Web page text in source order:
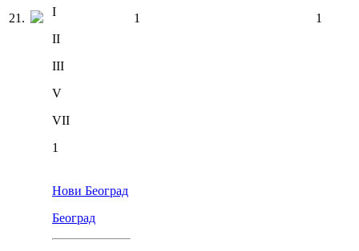
21 .
I
II
III
V
VII
1
1 1
Нови Београд
Београд